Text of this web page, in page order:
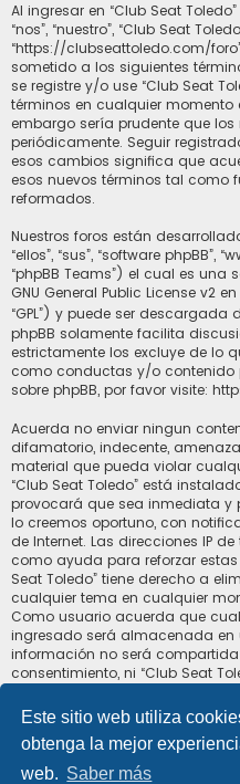
Este sitio web utiliza
obtenga la mejor
web. Saber más
Al ingresar en “Club Seat
“nos”, “nuestro”, “Club Seat
“https://clubseattoledo.com/
sometido a los siguientes
se registre y/o use “Club Seat
términos en cualquier momento
embargo sería prudente que los
periódicamente. Seguir
esos cambios significa que
esos nuevos términos tal como
reformados.
Nuestros foros están
“ellos”, “sus”, “software phpBB”,
“phpBB Teams”) el cual es una
GNU General Public License v2
“GPL”) y puede ser descargada
phpBB solamente facilita
estrictamente los excluye de lo
como conductas y/o contenido
sobre phpBB, por favor visite:
Acuerda no enviar ningun
difamatorio, indecente,
material que pueda violar
“Club Seat Toledo” está
provocará que sea inmediata y
lo creemos oportuno, con
de Internet. Las direcciones IP
como ayuda para reforzar
Seat Toledo” tiene derecho a
cualquier tema en cualquier
Como usuario acuerda que
ingresado será almacenada
información no será
consentimiento, ni “Club Seat
responsables por cualquier
los datos sean comprometidos.
Portal Índice general